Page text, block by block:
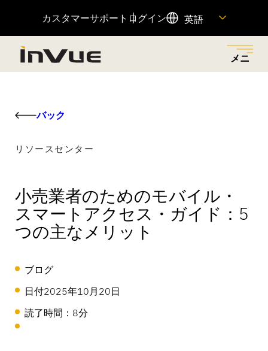
カスタマーサポート ログイン 英語
メニ
売上を増加させるビジネス・ソリューションをご覧く
ださい。
全てを見る
フォリオ。
注目商品
OneKEY エコシステム
LIVE ロック
MagStand
ださい。
会社概要
持続可能性
リソースセンター
バック
リソースセンター
小売業者のためのモバイル・
スマートアクセス・ガイド：5
つの主なメリット
ブログ
日付2025年10月20日
読了時間：8分